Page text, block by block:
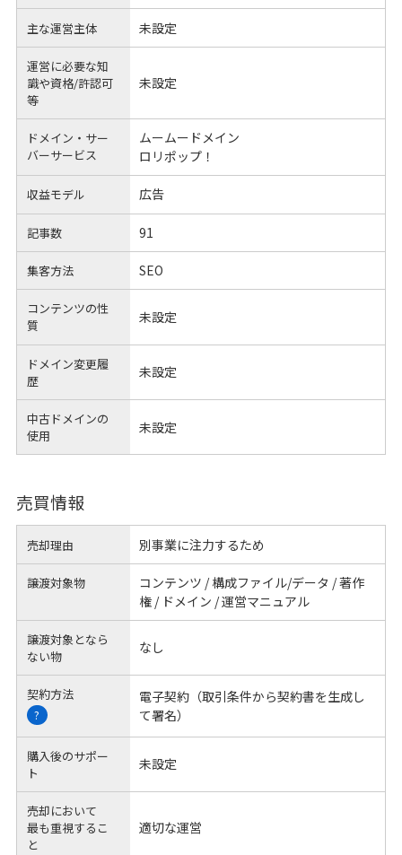
主な運営主体 未設定
運営に必要な知
識や資格/許認可
等
未設定
ドメイン・サー
バーサービス
ムームードメイン
ロリポップ！
収益モデル 広告
記事数 91
集客方法 SEO
コンテンツの性
質
未設定
ドメイン変更履
歴
未設定
中古ドメインの
使用
未設定
売買情報
売却理由 別事業に注力するため
譲渡対象物
コンテンツ / 構成ファイル/データ / 著作
権 / ドメイン / 運営マニュアル
譲渡対象となら
ない物
なし
契約方法
?
電子契約（取引条件から契約書を生成し
て署名）
購入後のサポー
ト
未設定
売却において
最も重視するこ
と
適切な運営